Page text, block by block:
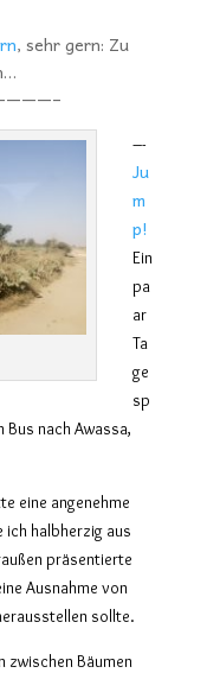
, sehr gern: Zu
–-
Ju
m
p!
Ein
pa
ar
Ta
ge
sp
nach Awassa,
eine angenehme
halbherzig aus
präsentierte
Ausnahme von
sollte.
zwischen Bäumen